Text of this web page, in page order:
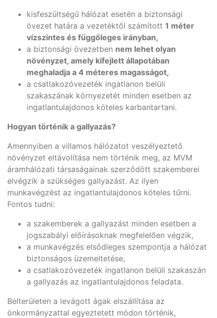
kisfeszültségű hálózat esetén a biztonsági
övezet határa a vezetéktől számított 1 méter
vízszintes és függőleges irányban,
a biztonsági övezetben nem lehet olyan
növényzet, amely kifejlett állapotában
meghaladja a 4 méteres magasságot,
a csatlakozóvezeték ingatlanon belüli
szakaszának környezetét minden esetben az
ingatlantulajdonos köteles karbantartani.
Hogyan történik a gallyazás?
Amennyiben a villamos hálózatot veszélyeztető
növényzet eltávolítása nem történik meg, az MVM
áramhálózati társaságainak szerződött szakemberei
elvégzik a szükséges gallyazást. Az ilyen
munkavégzést az ingatlantulajdonos köteles tűrni.
Fontos tudni:
a szakemberek a gallyazást minden esetben a
jogszabályi előírásoknak megfelelően végzik,
a munkavégzés elsődleges szempontja a hálózat
biztonságos üzemeltetése,
a csatlakozóvezeték ingatlanon belüli szakaszán
a gallyazás az ingatlantulajdonos feladata.
Belterületen a levágott ágak elszállítása az
önkormányzattal egyeztetett módon történik,